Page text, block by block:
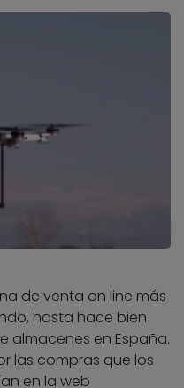
de venta on line más
hasta hace bien
almacenes en España.
las compras que los
en la web